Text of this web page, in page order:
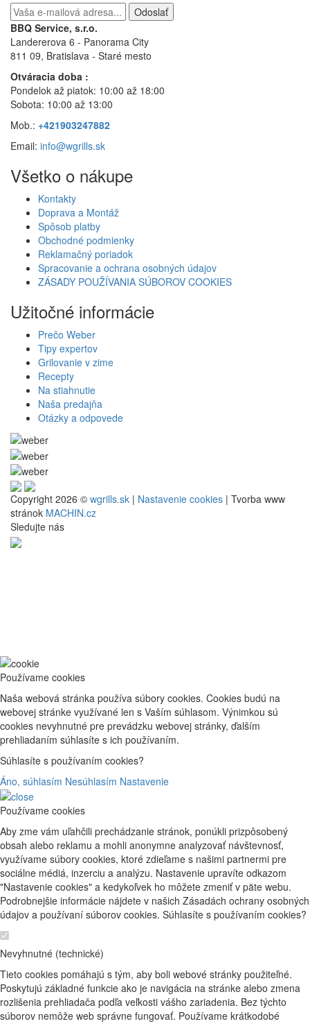
Odoslať
BBQ Service, s.r.o.
Landererova 6 - Panorama City
811 09, Bratislava - Staré mesto
Otváracia doba :
Pondelok až piatok: 10:00 až 18:00
Sobota: 10:00 až 13:00
Mob.: +421903247882
Email: info@wgrills.sk
Všetko o nákupe
Kontakty
Doprava a Montáž
Spôsob platby
Obchodné podmienky
Reklamačný poriadok
Spracovanie a ochrana osobných údajov
ZÁSADY POUŽÍVANIA SÚBOROV COOKIES
Užitočné informácie
Prečo Weber
Tipy expertov
Grilovanie v zime
Recepty
Na stiahnutie
Naša predajňa
Otázky a odpovede
Copyright 2026 © wgrills.sk | Nastavenie cookies | Tvorba www
stránok MACHIN.cz
Sledujte nás
Používame cookies
Naša webová stránka používa súbory cookies. Cookies budú na
webovej stránke využívané len s Vaším súhlasom. Výnimkou sú
cookies nevyhnutné pre prevádzku webovej stránky, ďalším
prehliadaním súhlasíte s ich používaním.
Súhlasíte s používaním cookies?
Áno, súhlasím Nesúhlasím Nastavenie
Používame cookies
Aby zme vám uľahčili prechádzanie stránok, ponúkli prizpôsobený
obsah alebo reklamu a mohli anonymne analyzovať návštevnosť,
využívame súbory cookies, ktoré zdieľame s našimi partnermi pre
sociálne médiá, inzerciu a analýzu. Nastavenie upravíte odkazom
"Nastavenie cookies" a kedykoľvek ho môžete zmeniť v päte webu.
Podrobnejšie informácie nájdete v našich Zásadách ochrany osobných
údajov a používaní súborov cookies. Súhlasíte s používaním cookies?
Nevyhnutné (technické)
Tieto cookies pomáhajú s tým, aby boli webové stránky použiteľné.
Poskytujú základné funkcie ako je navigácia na stránke alebo zmena
rozlišenia prehliadača podľa veľkosti vášho zariadenia. Bez týchto
súborov nemôže web správne fungovať. Používame krátkodobé